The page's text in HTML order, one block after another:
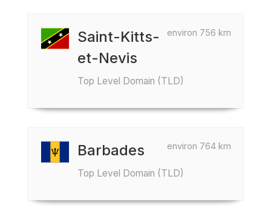
environ 756 km
Saint-Kitts-
et-Nevis
Top Level Domain (TLD)
environ 764 km
Barbades
Top Level Domain (TLD)